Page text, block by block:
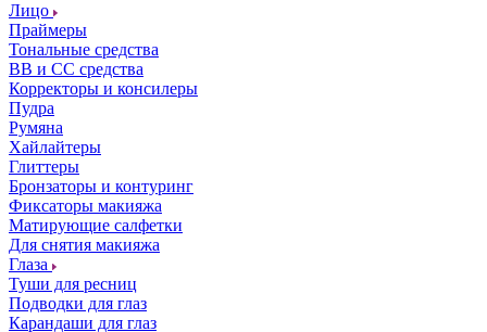
Лицо
Праймеры
Тональные средства
ВВ и СС средства
Корректоры и консилеры
Пудра
Румяна
Хайлайтеры
Глиттеры
Бронзаторы и контуринг
Фиксаторы макияжа
Матирующие салфетки
Для снятия макияжа
Глаза
Туши для ресниц
Подводки для глаз
Карандаши для глаз